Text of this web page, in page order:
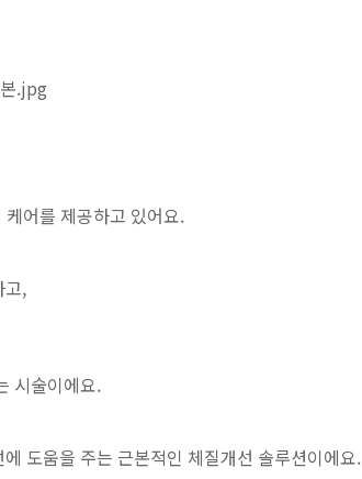
어를 제공하고 있어요.
고,
시술이에요.
도움을 주는 근본적인 체질개선 솔루션이에요.